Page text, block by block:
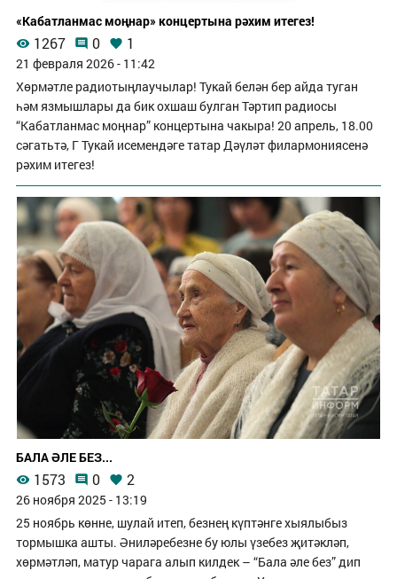
«Кабатланмас моңнар» концертына рәхим итегез!
1267 0 1
21 февраля 2026 - 11:42
Хөрмәтле радиотыңлаучылар! Тукай белән бер айда туган
һәм язмышлары да бик охшаш булган Тәртип радиосы
“Кабатланмас моңнар” концертына чакыра! 20 апрель, 18.00
сәгатьтә, Г Тукай исемендәге татар Дәүләт филармониясенә
рәхим итегез!
БАЛА ӘЛЕ БЕЗ...
1573 0 2
26 ноября 2025 - 13:19
25 ноябрь көнне, шулай итеп, безнең күптәнге хыялыбыз
тормышка ашты. Әниләребезне бу юлы үзебез җитәкләп,
хөрмәтләп, матур чарага алып килдек – “Бала әле без” дип